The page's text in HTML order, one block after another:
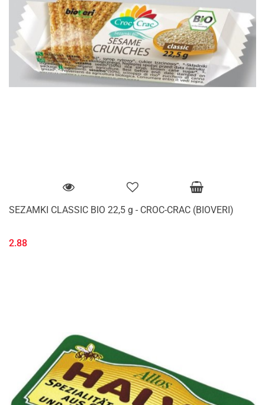
SEZAMKI CLASSIC BIO 22,5 g - CROC-CRAC (BIOVERI)
2.88